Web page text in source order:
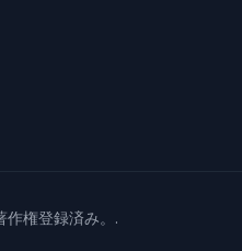
作権登録済み。.